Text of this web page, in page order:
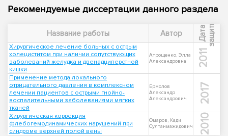
Рекомендуемые диссертации данного раздела
Название работы Автор Д
а
т
а
з
а
щ
и
т ы
Хирургическое лечение больных с острым
холециститом при наличии сопутствующих
заболеваний желудка и двенадциперстной
кишки
Атрощенко, Элла
Александровна
2011
Применение метода локального
отрицательного давления в комплексном
лечении пациентов с острыми гнойно-
воспалительными заболеваниями мягких
тканей
Ермолов
Александр
Александрович
2017
Хирургическая коррекция
флебогемодинамических нарушений при
синдроме верхней полой вены
Омаров, Кади
Султанмажидович
2010